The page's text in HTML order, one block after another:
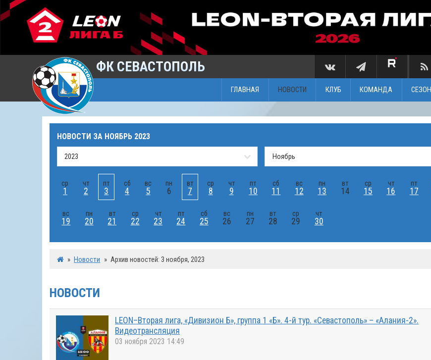
ФК СЕВАСТОПОЛЬ
ГЛАВНАЯ НОВОСТИ КЛУБ КОМАНДА СЕЗОН
НОВОСТИ ЗА НОЯБРЬ 2023
ср
1
чт
2
пт
3
сб
4
вс
5
пн
6
вт
7
ср
8
чт
9
пт
10
сб
11
вс
12
пн
13
вт
14
ср
15
чт
16
пт
17
вс
19
пн
20
вт
21
ср
22
чт
23
пт
24
сб
25
вс
26
пн
27
вт
28
ср
29
чт
30
» Новости » Архив новостей: 3 ноября, 2023
НОВОСТИ
LEON–Вторая лига, «Дивизион Б», группа 1 «Б». 4-й тур. «Севастополь» – «Алания-2».
Видеотрансляция
03 ноября 2023 14:49